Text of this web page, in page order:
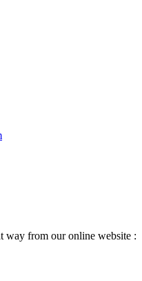
way from our online website :